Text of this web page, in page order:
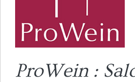
ProWein :